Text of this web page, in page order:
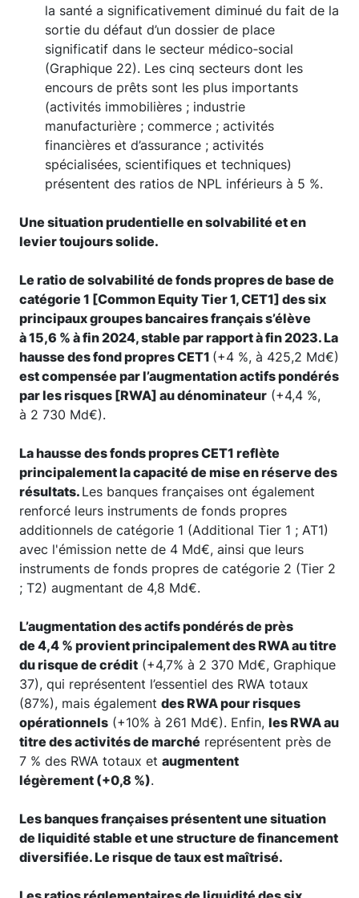
la santé a significativement diminué du fait de la
sortie du défaut d’un dossier de place
significatif dans le secteur médico‑social
(Graphique 22). Les cinq secteurs dont les
encours de prêts sont les plus importants
(activités immobilières ; industrie
manufacturière ; commerce ; activités
financières et d’assurance ; activités
spécialisées, scientifiques et techniques)
présentent des ratios de NPL inférieurs à 5 %.
Une situation prudentielle en solvabilité et en
levier toujours solide.
Le ratio de solvabilité de fonds propres de base de
catégorie 1 [Common Equity Tier 1, CET1] des six
principaux groupes bancaires français s’élève
à 15,6 % à fin 2024, stable par rapport à fin 2023. La
hausse des fond propres CET1 (+4 %, à 425,2 Md€)
est compensée par l’augmentation actifs pondérés
par les risques [RWA] au dénominateur (+4,4 %,
à 2 730 Md€).
La hausse des fonds propres CET1 reflète
principalement la capacité de mise en réserve des
résultats. Les banques françaises ont également
renforcé leurs instruments de fonds propres
additionnels de catégorie 1 (Additional Tier 1 ; AT1)
avec l'émission nette de 4 Md€, ainsi que leurs
instruments de fonds propres de catégorie 2 (Tier 2
; T2) augmentant de 4,8 Md€.
L’augmentation des actifs pondérés de près
de 4,4 % provient principalement des RWA au titre
du risque de crédit (+4,7% à 2 370 Md€, Graphique
37), qui représentent l’essentiel des RWA totaux
(87%), mais également des RWA pour risques
opérationnels (+10% à 261 Md€). Enfin, les RWA au
titre des activités de marché représentent près de
7 % des RWA totaux et augmentent
légèrement (+0,8 %).
Les banques françaises présentent une situation
de liquidité stable et une structure de financement
diversifiée. Le risque de taux est maîtrisé.